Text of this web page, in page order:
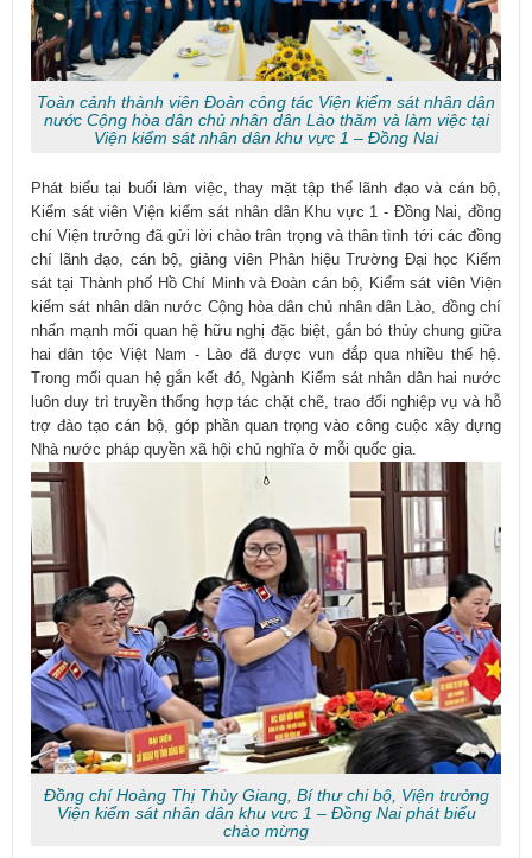
Toàn cảnh thành viên Đoàn công tác Viện kiểm sát nhân dân
nước Cộng hòa dân chủ nhân dân Lào thăm và làm việc tại
Viện kiểm sát nhân dân khu vực 1 – Đồng Nai
Phát biểu tại buổi làm việc, thay mặt tập thể lãnh đạo và cán bộ,
Kiểm sát viên Viện kiểm sát nhân dân Khu vực 1 - Đồng Nai, đồng
chí Viện trưởng đã gửi lời chào trân trọng và thân tình tới các đồng
chí lãnh đạo, cán bộ, giảng viên Phân hiệu Trường Đại học Kiểm
sát tại Thành phố Hồ Chí Minh và Đoàn cán bộ, Kiểm sát viên Viện
kiểm sát nhân dân nước Cộng hòa dân chủ nhân dân Lào, đồng chí
nhấn mạnh mối quan hệ hữu nghị đặc biệt, gắn bó thủy chung giữa
hai dân tộc Việt Nam - Lào đã được vun đắp qua nhiều thế hệ.
Trong mối quan hệ gắn kết đó, Ngành Kiểm sát nhân dân hai nước
luôn duy trì truyền thống hợp tác chặt chẽ, trao đổi nghiệp vụ và hỗ
trợ đào tạo cán bộ, góp phần quan trọng vào công cuộc xây dựng
Nhà nước pháp quyền xã hội chủ nghĩa ở mỗi quốc gia.
Đồng chí Hoàng Thị Thùy Giang, Bí thư chi bộ, Viện trưởng
Viện kiểm sát nhân dân khu vưc 1 – Đồng Nai phát biểu
chào mừng